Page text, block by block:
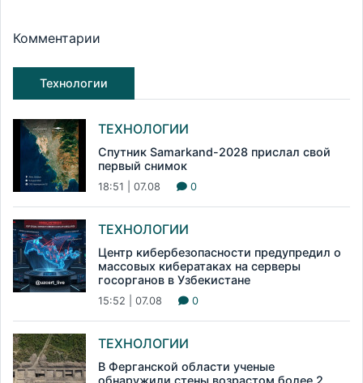
Комментарии
Технологии
ТЕХНОЛОГИИ
Спутник Samarkand-2028 прислал свой
первый снимок
18:51 | 07.08 0
ТЕХНОЛОГИИ
Центр кибербезопасности предупредил о
массовых кибератаках на серверы
госорганов в Узбекистане
15:52 | 07.08 0
ТЕХНОЛОГИИ
В Ферганской области ученые
обнаружили стены возрастом более 2